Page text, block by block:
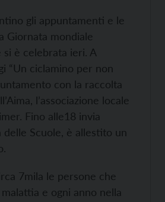
gli appuntamenti e le
Giornata mondiale
si è celebrata ieri. A
“Un ciclamino per non
con la raccolta
l’associazione locale
Fino alle18 invia
delle Scuole, è allestito un
7mila le persone che
e ogni anno nella